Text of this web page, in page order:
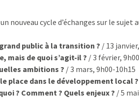
nouveau cycle d’échanges sur le sujet
public à la transition ? / 13
mais de quoi s’agit-il ? / 3 février,
ambitions ? / 3 mars, 9h00-10h15
place dans le développement local ?
? Comment ? Quels enjeux ? / 5